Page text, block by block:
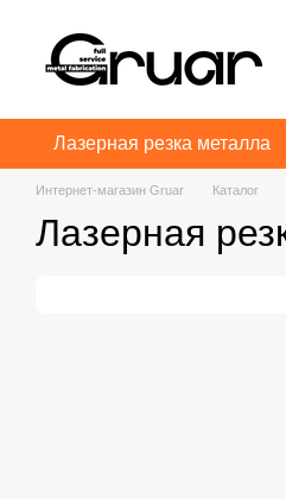
Лазерная резка металла
Интернет-магазин Gruar Каталог
Лазерная